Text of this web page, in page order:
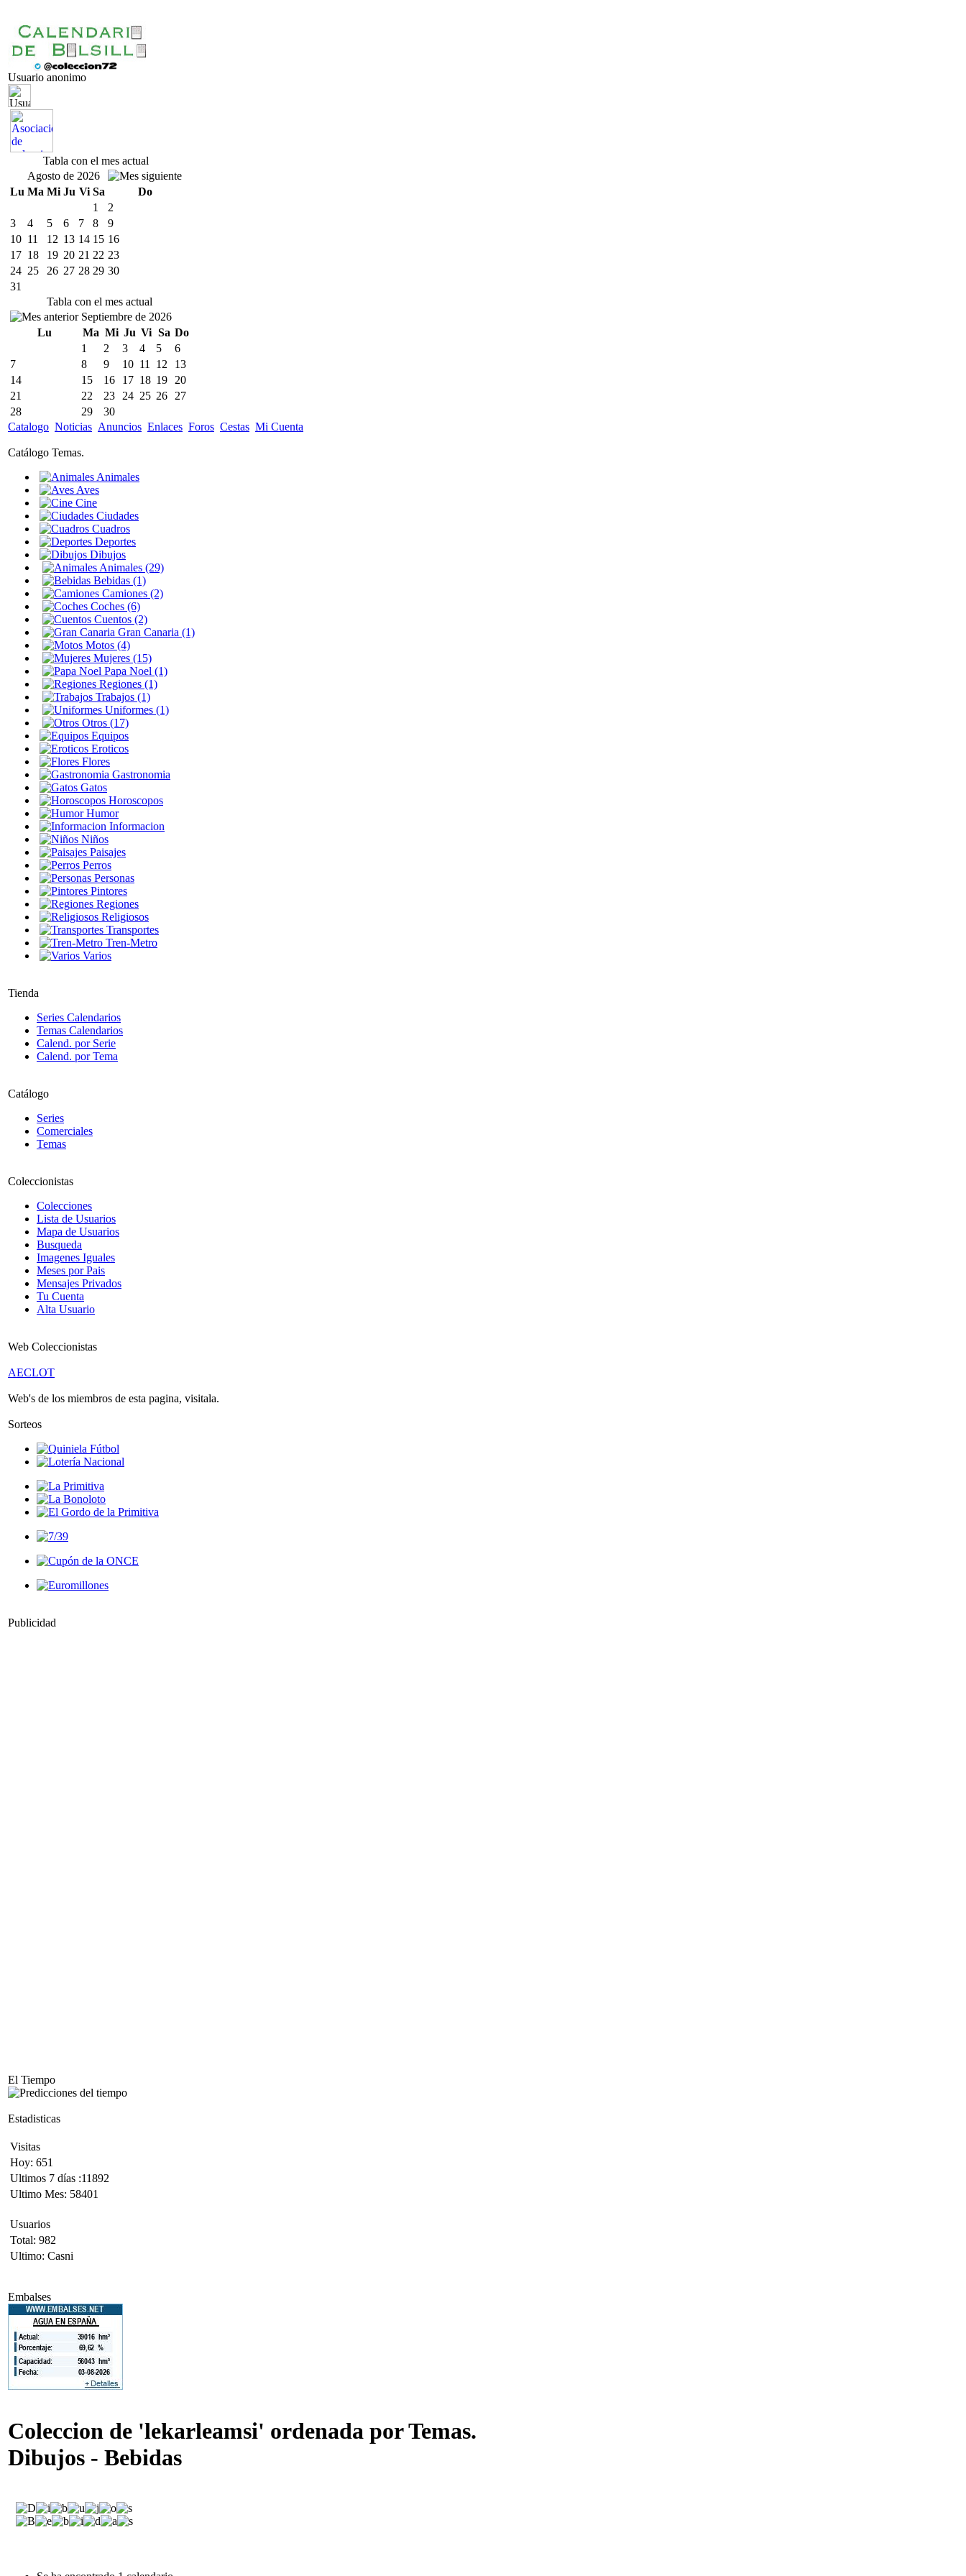
Usuario anonimo
Tabla con el mes actual
Agosto de 2026
Lu Ma Mi Ju Vi Sa
Do
1
2
3
4 5 6 7 8
9
10 11 12 13 14 15 16
17 18 19 20 21 22 23
24 25 26 27 28 29 30
31
Tabla con el mes actual
Septiembre de 2026
Lu
Ma Mi Ju Vi Sa Do
1
2 3 4 5
6
7
8 9 10 11 12
13
14
15 16 17 18 19
20
21
22 23 24 25 26
27
28
29
30
Catalogo Noticias Anuncios Enlaces Foros Cestas Mi Cuenta
Catálogo Temas.
Animales
Aves
Cine
Ciudades
Cuadros
Deportes
Dibujos
Animales (29)
Bebidas (1)
Camiones (2)
Coches (6)
Cuentos (2)
Gran Canaria (1)
Motos (4)
Mujeres (15)
Papa Noel (1)
Regiones (1)
Trabajos (1)
Uniformes (1)
Otros (17)
Equipos
Eroticos
Flores
Gastronomia
Gatos
Horoscopos
Humor
Informacion
Niños
Paisajes
Perros
Personas
Pintores
Regiones
Religiosos
Transportes
Tren-Metro
Varios
Tienda
Series Calendarios
Temas Calendarios
Calend. por Serie
Calend. por Tema
Catálogo
Series
Comerciales
Temas
Coleccionistas
Colecciones
Lista de Usuarios
Mapa de Usuarios
Busqueda
Imagenes Iguales
Meses por Pais
Mensajes Privados
Tu Cuenta
Alta Usuario
Web Coleccionistas
AECLOT
Web's de los miembros de esta pagina, visitala.
Sorteos
Publicidad
El Tiempo
Estadisticas
Visitas
Hoy: 651
Ultimos 7 días :11892
Ultimo Mes: 58401
Usuarios
Total: 982
Ultimo: Casni
Embalses
Coleccion de 'lekarleamsi' ordenada por Temas.
Dibujos - Bebidas